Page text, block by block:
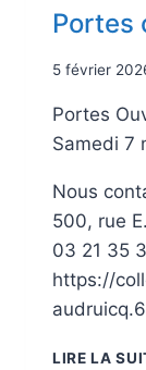
Portes
5 février
Portes
Samedi 7
Nous
500, rue
03 21 35
https://
LIRE LA